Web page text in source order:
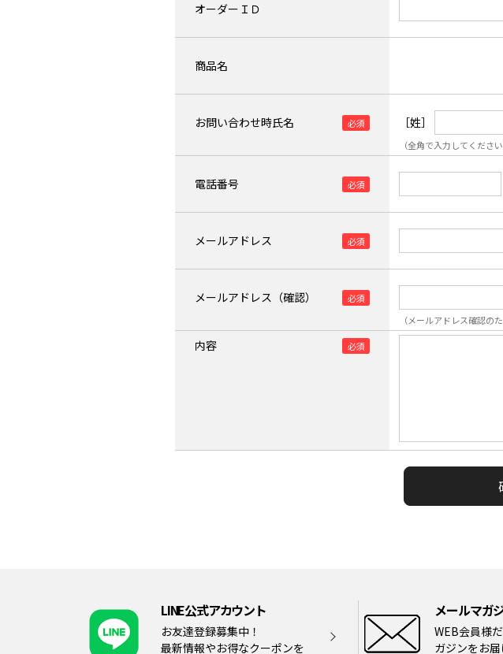
オーダーＩＤ
商品名
お問い合わせ時氏名 ［姓］
（全角で入力してください
電話番号
メールアドレス
メールアドレス（確認）
（メールアドレス確認の
内容
LINE公式アカウント
お友達登録募集中！
最新情報やお得なクーポンを
メールマガ
WEB会員様
ガジンをお